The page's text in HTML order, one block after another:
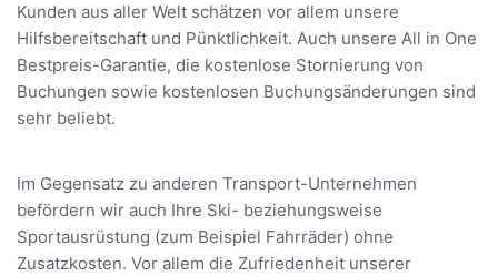
Kunden aus aller Welt schätzen vor allem unsere
Hilfsbereitschaft und Pünktlichkeit. Auch unsere All in One
Bestpreis-Garantie, die kostenlose Stornierung von
Buchungen sowie kostenlosen Buchungsänderungen sind
sehr beliebt.
Im Gegensatz zu anderen Transport-Unternehmen
befördern wir auch Ihre Ski- beziehungsweise
Sportausrüstung (zum Beispiel Fahrräder) ohne
Zusatzkosten. Vor allem die Zufriedenheit unserer